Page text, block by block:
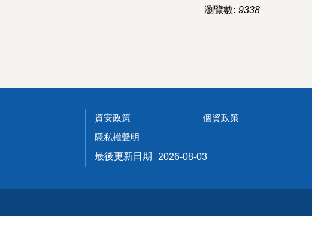
瀏覽數: 9338
資安政策
個資政策
隱私權聲明
最後更新日期
2026-08-03